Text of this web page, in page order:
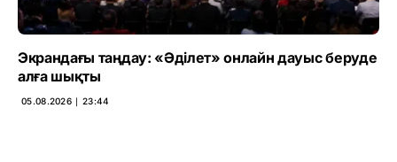
Экрандағы таңдау: «Әділет» онлайн дауыс беруде
алға шықты
05.08.2026 ∣ 23:44